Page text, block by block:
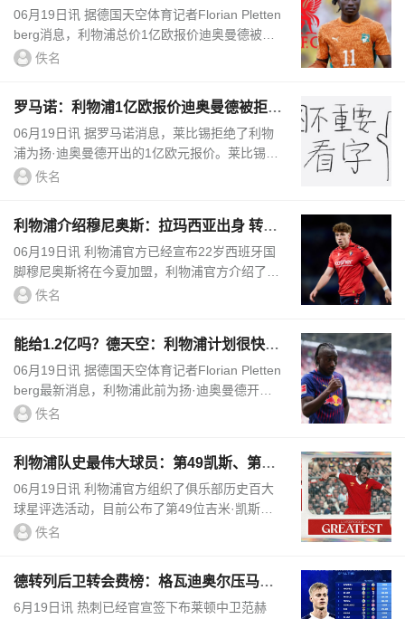
莱比锡只接受超高转会费
06月19日讯 据德国天空体育记者Florian Pletten
berg消息，利物浦总价1亿欧报价迪奥曼德被莱
比锡拒绝。记者表示，利物浦已正式为扬·迪奥
佚名
罗马诺：利物浦1亿欧报价迪奥曼德被拒，
高于1.2亿报价才有可能
06月19日讯 据罗马诺消息，莱比锡拒绝了利物
浦为扬·迪奥曼德开出的1亿欧元报价。莱比锡方
面要价高于1亿欧元，且仍在尝试挽留这名球
佚名
利物浦介绍穆尼奥斯：拉玛西亚出身 转投
皇马奥萨苏纳 现加盟红军
06月19日讯 利物浦官方已经宣布22岁西班牙国
脚穆尼奥斯将在今夏加盟，利物浦官方介绍了这
位新援。出身拉玛西亚穆尼奥斯出生于巴塞罗
佚名
能给1.2亿吗？德天空：利物浦计划很快加
价再次报价迪奥曼德
06月19日讯 据德国天空体育记者Florian Pletten
berg最新消息，利物浦此前为扬·迪奥曼德开出
的1亿欧元报价方案遭到拒绝，球队计划很快送
佚名
利物浦队史最伟大球员：第49凯斯、第48
米尔纳、第47雷斯贝克
06月19日讯 利物浦官方组织了俱乐部历史百大
球星评选活动，目前公布了第49位吉米·凯斯、
第48位米尔纳、第47位亚历克斯·雷斯贝克。利
佚名
德转列后卫转会费榜：格瓦迪奥尔压马奎
尔居首，范赫克位列第18
6月19日讯 热刺已经官宣签下布莱顿中卫范赫